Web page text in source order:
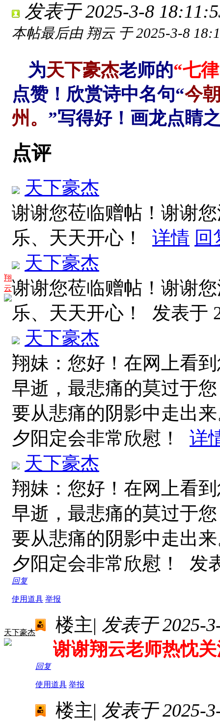
翔
云
发表于 2025-3-8
本帖最后由 翔云 于 2025-3-8
为天下豪杰老师的“七
点赞！欣赏诗中名句“今
州。 ”写得好！画龙点睛
点评
天下豪杰
谢谢您莅临赠帖！谢谢
乐、天天开心！ 详情 回
天下豪杰
谢谢您莅临赠帖！谢谢
乐、天天开心！ 发表于
天下豪杰
翔妹：您好！在网上看
早逝，最悲痛的莫过于
要从悲痛的阴影中走出
夕阳定会非常欣慰！ 详
天下豪杰
翔妹：您好！在网上看
早逝，最悲痛的莫过于
要从悲痛的阴影中走出
夕阳定会非常欣慰！ 发
回复
使用道具 举报
天下豪杰 楼主| 发表于 2025-
谢谢翔云老师热忱
回复
使用道具 举报
楼主| 发表于 2025-